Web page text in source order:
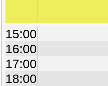
15:00
16:00
17:00
18:00